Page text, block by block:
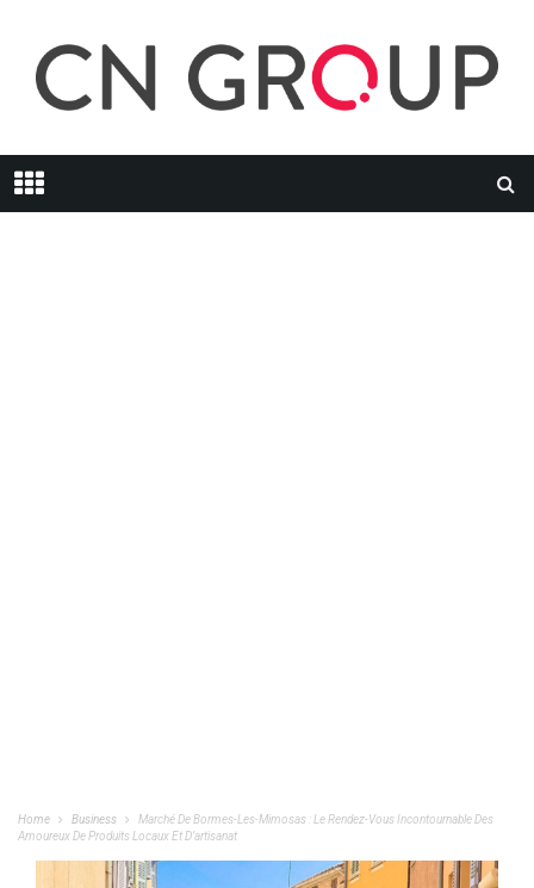
Home Business
Marché De Bormes-Les-Mimosas : Le Rendez-Vous Incontournable Des
Amoureux De Produits Locaux Et D’artisanat